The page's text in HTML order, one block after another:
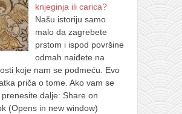
knjeginja ili carica?
Našu istoriju samo
malo da zagrebete
prstom i ispod površine
odmah naiđete na
koje nam se podmeću. Evo
priča o tome. Ako vam se
dalje: Share on
(Opens in new window)